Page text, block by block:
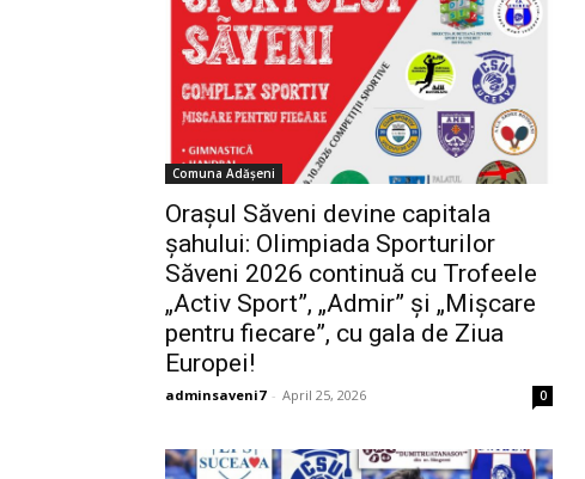
Comuna Adășeni
Orașul Săveni devine capitala
șahului: Olimpiada Sporturilor
Săveni 2026 continuă cu Trofeele
„Activ Sport”, „Admir” și „Mișcare
pentru fiecare”, cu gala de Ziua
Europei!
adminsaveni7 - April 25, 2026 0